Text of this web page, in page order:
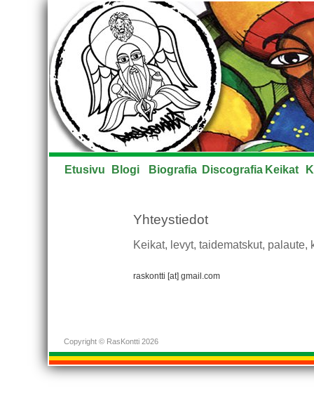
Etusivu Blogi Biografia Discografia Keikat
Yhteystiedot
Keikat, levyt, taidematskut, palaute,
raskontti [at] gmail.com
Copyright © RasKontti 2026